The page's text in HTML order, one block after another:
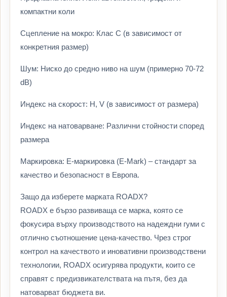
компактни коли
Сцепление на мокро: Клас C (в зависимост от
конкретния размер)
Шум: Ниско до средно ниво на шум (примерно 70-72
dB)
Индекс на скорост: H, V (в зависимост от размера)
Индекс на натоварване: Различни стойности според
размера
Маркировка: E-маркировка (E-Mark) – стандарт за
качество и безопасност в Европа.
Защо да изберете марката ROADX?
ROADX е бързо развиваща се марка, която се
фокусира върху производството на надеждни гуми с
отлично съотношение цена-качество. Чрез строг
контрол на качеството и иновативни производствени
технологии, ROADX осигурява продукти, които се
справят с предизвикателствата на пътя, без да
натоварват бюджета ви.